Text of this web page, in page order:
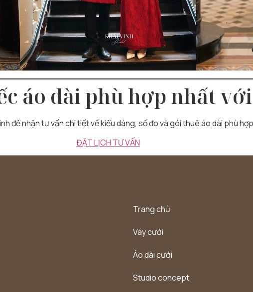
áo dài phù hợp nhất
để nhận tư vấn chi tiết về kiểu dáng, số đo và gói thuê áo dài phù
ĐẶT LỊCH TƯ VẤN
Trang chủ
Váy cưới
Áo dài cưới
Studio concept